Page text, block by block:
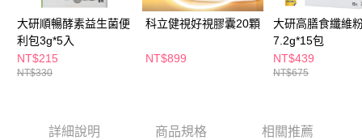
３．未成年的使用者請事先徵得法定代理人或監護人之同意方可使用
「AFTEE先享後付」，若未經同意申辦者引起之損失，本公司不負相關責
任。
４．使用「AFTEE先享後付」時，將依據個別帳號之用戶狀況，依本公司即
時審查核予不同之上限額度；若仍有額度不足之情形，本公司將視審查結果
請求用戶進行身份認證。
宅配(本島)
每筆NT$100，滿NT$790(含以上)免運費
付款後寶雅門市自取(由倉庫統一出貨)
大研順暢酵素益生菌便
利包3g*5入
NT$215
NT$330
科立健視好視膠囊20顆
NT$899
大研高膳食纖維
7.2g*15包
NT$439
NT$675
詳細說明 商品規格 相關推薦